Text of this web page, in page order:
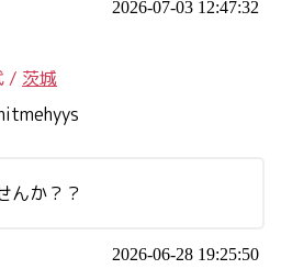
2026-07-03 12:47:32
/ 茨城
んか？？
2026-06-28 19:25:50